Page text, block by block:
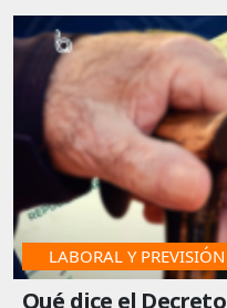
LABORAL Y
Qué dice el